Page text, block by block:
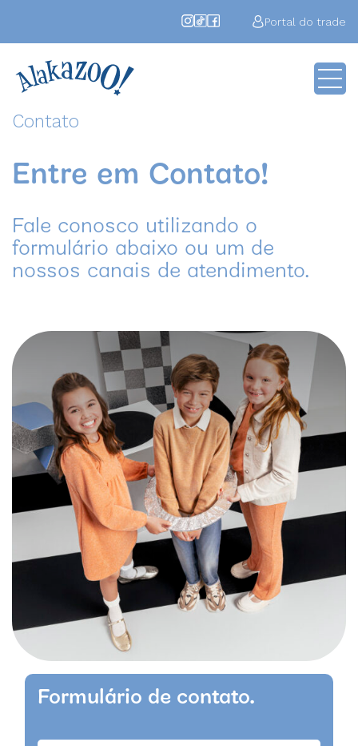
Portal do trade
Contato
Entre em Contato!
Fale conosco utilizando o
formulário abaixo ou um de
nossos canais de atendimento.
Formulário de contato.